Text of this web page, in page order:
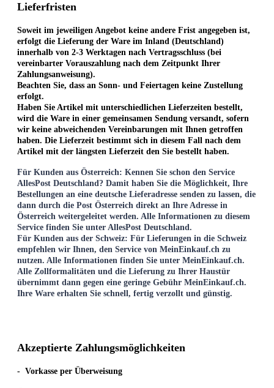
Lieferfristen
Soweit im jeweiligen Angebot keine andere Frist angegeben ist,
erfolgt die Lieferung der Ware im Inland (Deutschland)
innerhalb von 2-3 Werktagen nach Vertragsschluss (bei
vereinbarter Vorauszahlung nach dem Zeitpunkt Ihrer
Zahlungsanweisung).
Beachten Sie, dass an Sonn- und Feiertagen keine Zustellung
erfolgt.
Haben Sie Artikel mit unterschiedlichen Lieferzeiten bestellt,
wird die Ware in einer gemeinsamen Sendung versandt, sofern
wir keine abweichenden Vereinbarungen mit Ihnen getroffen
haben. Die Lieferzeit bestimmt sich in diesem Fall nach dem
Artikel mit der längsten Lieferzeit den Sie bestellt haben.
Für Kunden aus Österreich: Kennen Sie schon den Service
AllesPost Deutschland? Damit haben Sie die Möglichkeit, Ihre
Bestellungen an eine deutsche Lieferadresse senden zu lassen, die
dann durch die Post Österreich direkt an Ihre Adresse in
Österreich weitergeleitet werden. Alle Informationen zu diesem
Service finden Sie unter AllesPost Deutschland.
Für Kunden aus der Schweiz: Für Lieferungen in die Schweiz
empfehlen wir Ihnen, den Service von MeinEinkauf.ch zu
nutzen. Alle Informationen finden Sie unter MeinEinkauf.ch.
Alle Zollformalitäten und die Lieferung zu Ihrer Haustür
übernimmt dann gegen eine geringe Gebühr MeinEinkauf.ch.
Ihre Ware erhalten Sie schnell, fertig verzollt und günstig.
Akzeptierte Zahlungsmöglichkeiten
- Vorkasse per Überweisung